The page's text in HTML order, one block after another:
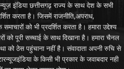
इंडिया छत्तीसगढ़ राज्य के साथ देश के सभी
करता है। जिसमें राजनीति,अपराध,
को भी प्रदर्शित करता है। हमारा उद्देश्य
को पूरी सच्चाई के साथ दिखाना है। हमारा चैनल
को ठेस पहुंचाना नहीं है। संवादाता अपनी रुचि से
के किसी भी प्रकार के जवाबदार नही